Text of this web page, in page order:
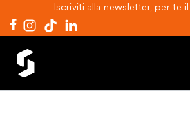
Iscriviti alla newsletter, per te